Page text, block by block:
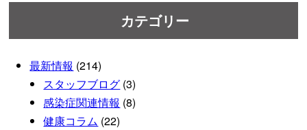
カテゴリー
最新情報 (214)
スタッフブログ (3)
感染症関連情報 (8)
健康コラム (22)